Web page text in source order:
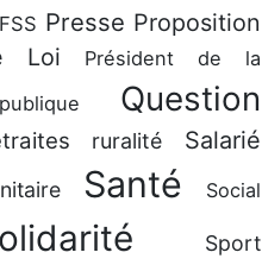
Presse Proposition
Loi
Président de la
Question
ruralité Salarié
Santé Social
Sport